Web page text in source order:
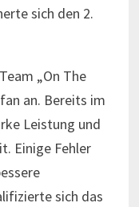
sich den 2.
„On The
an. Bereits im
Leistung und
Einige Fehler
sich das